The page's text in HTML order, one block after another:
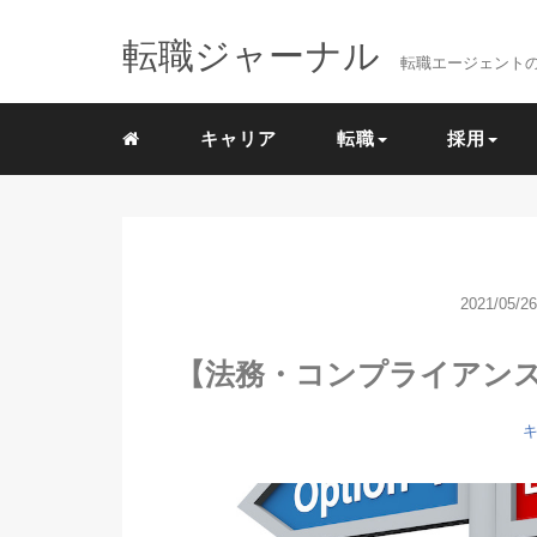
転職ジャーナル 転職エージェント
キャリア 転職 採用
2021/05/26
【法務・コンプライアン